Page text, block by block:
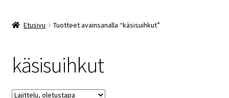
Minun tilini
Ostoskori
Etusivu Tuotteet avainsanalla “käsisuihkut”
käsisuihkut